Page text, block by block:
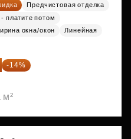
Предчистовая отделка
платите потом
окна/окон
Линейная
-14%
м²